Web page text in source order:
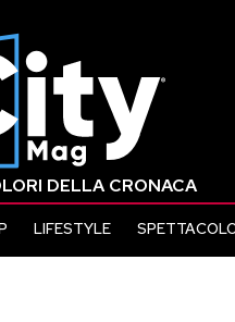
DELLA CRONACA
LIFESTYLE